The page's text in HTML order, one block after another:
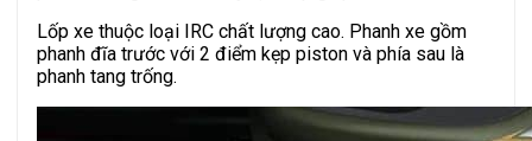
Lốp xe thuộc loại IRC chất lượng cao. Phanh xe gồm
phanh đĩa trước với 2 điểm kẹp piston và phía sau là
phanh tang trống.